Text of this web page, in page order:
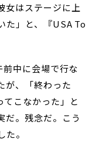
女はステージに上
た」と、『USA To
中に会場で行な
が、「終わった
てこなかった」と
だ。残念だ。こう
。